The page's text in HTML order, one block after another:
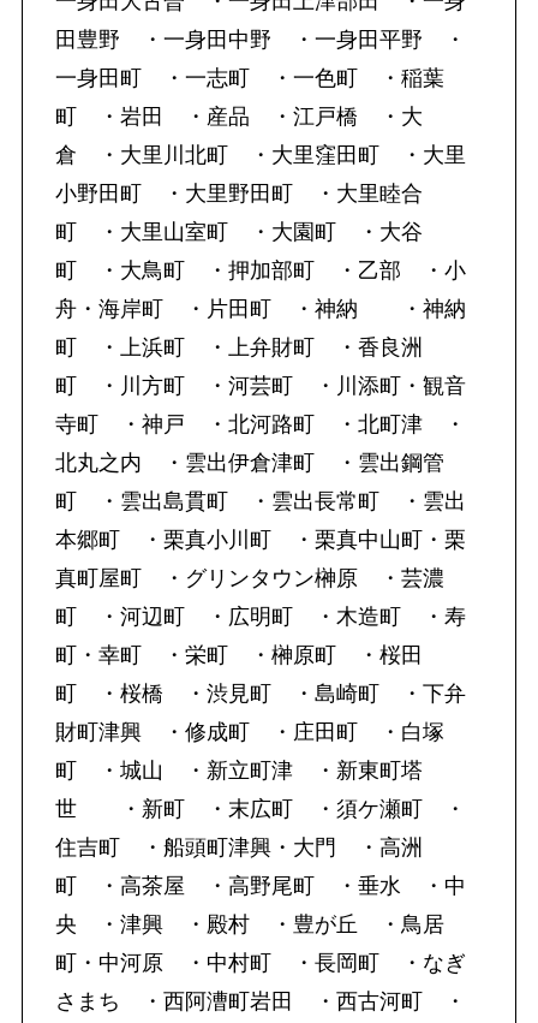
田豊野 ・一身田中野 ・一身田平野 ・
一身田町 ・一志町 ・一色町 ・稲葉
町 ・岩田 ・産品 ・江戸橋 ・大
倉 ・大里川北町 ・大里窪田町 ・大里
小野田町 ・大里野田町 ・大里睦合
町 ・大里山室町 ・大園町 ・大谷
町 ・大鳥町 ・押加部町 ・乙部 ・小
舟・海岸町 ・片田町 ・神納 ・神納
町 ・上浜町 ・上弁財町 ・香良洲
町 ・川方町 ・河芸町 ・川添町・観音
寺町 ・神戸 ・北河路町 ・北町津 ・
北丸之内 ・雲出伊倉津町 ・雲出鋼管
町 ・雲出島貫町 ・雲出長常町 ・雲出
本郷町 ・栗真小川町 ・栗真中山町・栗
真町屋町 ・グリンタウン榊原 ・芸濃
町 ・河辺町 ・広明町 ・木造町 ・寿
町・幸町 ・栄町 ・榊原町 ・桜田
町 ・桜橋 ・渋見町 ・島崎町 ・下弁
財町津興 ・修成町 ・庄田町 ・白塚
町 ・城山 ・新立町津 ・新東町塔
世 ・新町 ・末広町 ・須ケ瀬町 ・
住吉町 ・船頭町津興・大門 ・高洲
町 ・高茶屋 ・高野尾町 ・垂水 ・中
央 ・津興 ・殿村 ・豊が丘 ・鳥居
町・中河原 ・中村町 ・長岡町 ・なぎ
さまち ・西阿漕町岩田 ・西古河町 ・